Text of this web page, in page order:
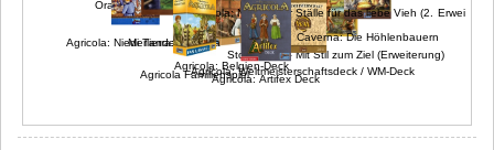
Ora et Labora
Stone Age – Mit Stil zum Ziel (Erweiterung)
Agricola: Niederlande-Deck
Agricola: Weltmeisterschaftsdeck / WM-Deck
Agricola: Belgien-Deck
Caverna: Die Höhlenbauern
Agricola: Noch mehr Ställe für das liebe Vieh (2.
Mi Tierra: New Era
Agricola FamilienspielAgricola: Artifex Deck